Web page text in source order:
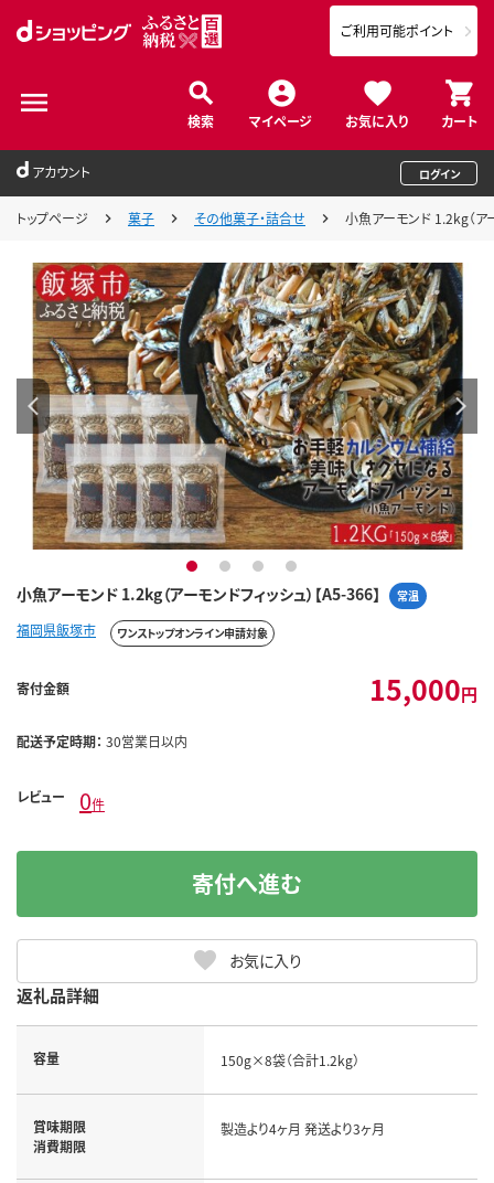
検索 マイページ お気に入り カート
ご利用可能ポイント
アカウント ログイン
トップページ 菓子 その他菓子・詰合せ 小魚アーモンド 1.2kg（ア
小魚アーモンド 1.2kg（アーモンドフィッシュ）【A5-366】 常温
1 2 3 4
福岡県飯塚市 ワンストップオンライン申請対象
寄付金額 15,000円
配送予定時期： 30営業日以内
レビュー 0件
お気に入り
寄付へ進む
返礼品詳細
容量 150g×8袋（合計1.2kg）
賞味期限
消費期限
製造より4ヶ月 発送より3ヶ月